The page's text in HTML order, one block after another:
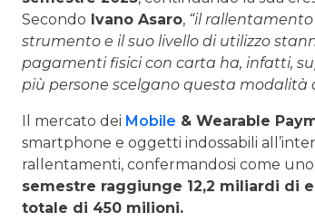
Secondo Ivano Asaro, “il
strumento e il suo livello di utilizzo
pagamenti fisici con carta ha, infatti,
più persone scelgano questa
Il mercato dei Mobile & Wearable
smartphone e oggetti indossabili
rallentamenti, confermandosi come
semestre raggiunge 12,2 miliardi di
totale di 450 milioni.